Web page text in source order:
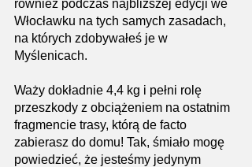
również podczas najbliższej edycji we
Włocławku na tych samych zasadach,
na których zdobywałeś je w
Myślenicach.
Waży dokładnie 4,4 kg i pełni rolę
przeszkody z obciążeniem na ostatnim
fragmencie trasy, którą de facto
zabierasz do domu! Tak, śmiało mogę
powiedzieć, że jesteśmy jedynym